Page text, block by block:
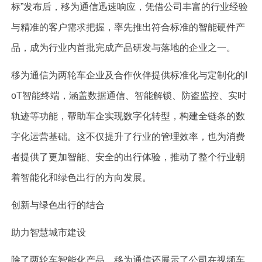
标”发布后，移为通信迅速响应，凭借公司丰富的行业经验
与精准的客户需求把握，率先推出符合标准的智能硬件产
品，成为行业内首批完成产品研发与落地的企业之一。
移为通信为两轮车企业及合作伙伴提供标准化与定制化的I
oT智能终端，涵盖数据通信、智能解锁、防盗监控、实时
轨迹等功能，帮助车企实现数字化转型，构建全链条的数
字化运营基础。这不仅提升了行业的管理效率，也为消费
者提供了更加智能、安全的出行体验，推动了整个行业朝
着智能化和绿色出行的方向发展。
创新与绿色出行的结合
助力智慧城市建设
除了两轮车智能化产品，移为通信还展示了公司在视频车